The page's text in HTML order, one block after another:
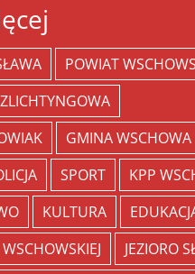
POWIAT
GMINA WSCHOWA
SPORT
KPP
KULTURA
JEZIORO